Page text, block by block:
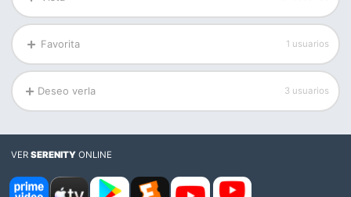
Favorita 1 usuarios
Deseo verla 3 usuarios
VERSERENITY ONLINE